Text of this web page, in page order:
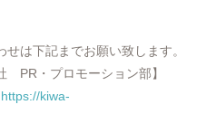
は下記までお願い致します。
PR・プロモーション部】
https://kiwa-